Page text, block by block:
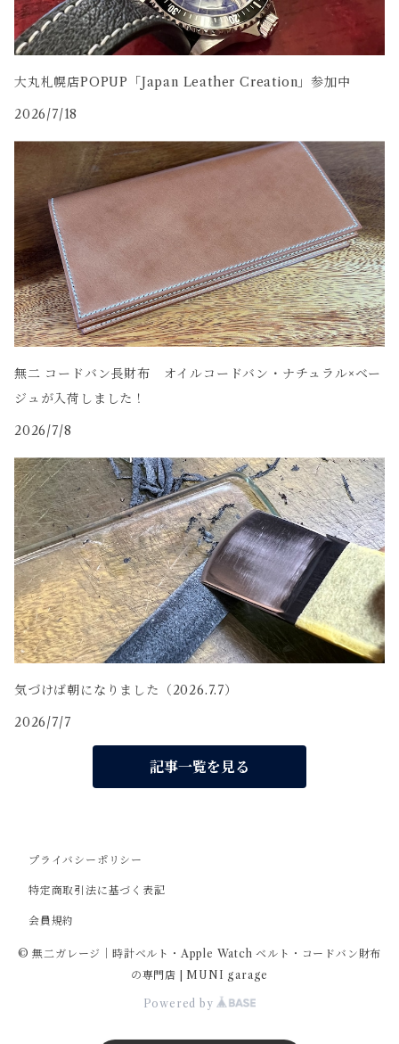
大丸札幌店POPUP「Japan Leather Creation」参加中
2026/7/18
無二 コードバン長財布 オイルコードバン・ナチュラル×ベー
ジュが入荷しました！
2026/7/8
気づけば朝になりました（2026.7.7）
2026/7/7
記事一覧を見る
プライバシーポリシー
特定商取引法に基づく表記
会員規約
© 無二ガレージ｜時計ベルト・Apple Watch ベルト・コードバン財布
の専門店 | MUNI garage
Powered by